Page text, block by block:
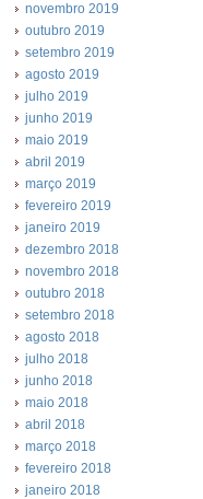
novembro 2019
outubro 2019
setembro 2019
agosto 2019
julho 2019
junho 2019
maio 2019
abril 2019
março 2019
fevereiro 2019
janeiro 2019
dezembro 2018
novembro 2018
outubro 2018
setembro 2018
agosto 2018
julho 2018
junho 2018
maio 2018
abril 2018
março 2018
fevereiro 2018
janeiro 2018